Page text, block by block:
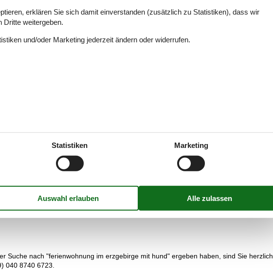
Volksfeste und Bergparaden lassen Sie in der
Jahre 1572 vollendeten Burganlage ein Motorrad- und Kutschenmuseum
des Botanischen Gartens von Chemnitz gibt es immer wieder etwas Neues
konzentriert. Spielzeugliebhabern geht hier das Herz auf. Die Exponate
ist die Dauerausstellung "Abenteuer Mensch", in der Sie vieles zum Thema
Volkskunst. Das Museum zum Anfassen und Mitmachen zeigt viele seiner
unsere Preisgarantie. Wir garantieren, dass es kein einziges
Preis ist. Alle Ferienwohnungen, die mithilfe von Vacasol vermietet werden, sind
nach "ferienwohnung im erzgebirge mit hund" ergeben haben, sind Sie
040 8740 6723.
erklären Sie sich damit einverstanden (zusätzlich zu Statistiken), dass wir
Dritte weitergeben.
und/oder Marketing jederzeit ändern oder widerrufen.
Statistiken Marketing